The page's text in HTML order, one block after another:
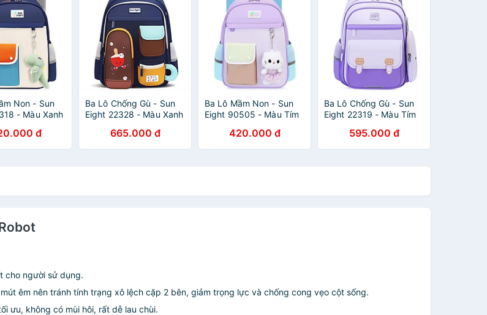
Non - Sun
- Màu Xanh
đ
Ba Lô Chống Gù - Sun
Eight 22328 - Màu Xanh
665.000 đ
Ba Lô Mầm Non - Sun
Eight 90505 - Màu Tím
420.000 đ
Ba Lô Chống Gù - Sun
Eight 22319 - Màu Tím
595.000 đ
cho người sử dụng.
êm nên tránh tính trạng xô lệch cặp 2 bên, giảm trọng lực và chống cong vẹo cột sống.
ưu, không có mùi hôi, rất dễ lau chùi.